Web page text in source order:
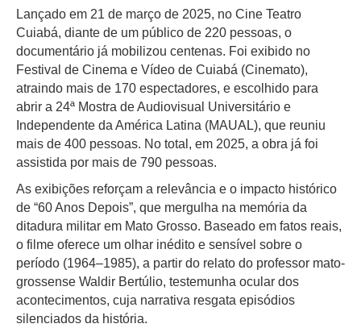
Lançado em 21 de março de 2025, no Cine Teatro
Cuiabá, diante de um público de 220 pessoas, o
documentário já mobilizou centenas. Foi exibido no
Festival de Cinema e Vídeo de Cuiabá (Cinemato),
atraindo mais de 170 espectadores, e escolhido para
abrir a 24ª Mostra de Audiovisual Universitário e
Independente da América Latina (MAUAL), que reuniu
mais de 400 pessoas. No total, em 2025, a obra já foi
assistida por mais de 790 pessoas.
As exibições reforçam a relevância e o impacto histórico
de “60 Anos Depois”, que mergulha na memória da
ditadura militar em Mato Grosso. Baseado em fatos reais,
o filme oferece um olhar inédito e sensível sobre o
período (1964–1985), a partir do relato do professor mato-
grossense Waldir Bertúlio, testemunha ocular dos
acontecimentos, cuja narrativa resgata episódios
silenciados da história.